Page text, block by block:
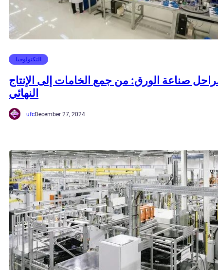
التكنولوجيا
صناعة الورق: من جمع الخامات إلى الإنتاج
النهائي
ufcDecember 27, 2024